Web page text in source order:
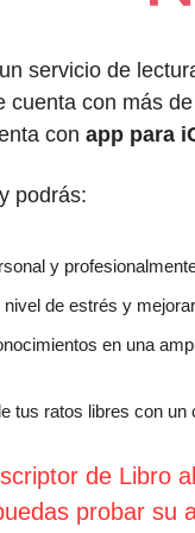
servicio de
cuenta con más
con app para
podrás:
y
de estrés y
en una
tus ratos libres con un
de Libro
probar su